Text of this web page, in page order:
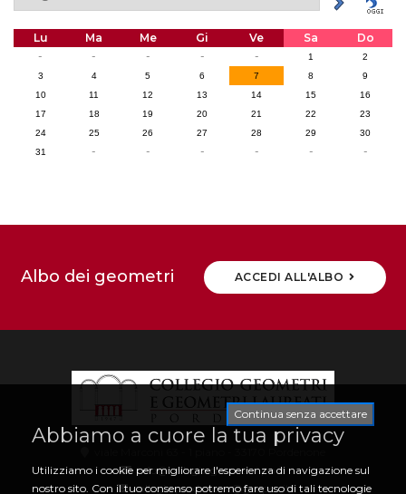
Lu Ma Me Gi Ve Sa
Do
-
- - - - 1
2
3
4 5 6 7 8
9
10
11 12 13 14 15
16
17
18 19 20 21 22
23
24
25 26 27 28 29
30
31
- - - - - -
Albo dei geometri ACCEDI ALL'ALBO
info@collegio.geometri.pn.it
collegio.pordenone@geopec.it
Continua senza accettare
Abbiamo a cuore la tua privacy
Utilizziamo i cookie per migliorare l'esperienza di navigazione sul
nostro sito. Con il tuo consenso potremo fare uso di tali tecnologie